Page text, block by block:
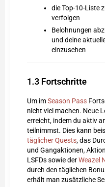
die Top-10-Liste
verfolgen
Belohnungen
und deine
einzusehen
1.3 Fortschritte
Um imSeason Pass
nicht viel machen. Neue
erreicht, indem du aktiv
teilnimmst. Dies kann
täglicher Quests, das
und Gangaktionen,
LSFDs sowie derWeazel
durch den täglichen
erhält man zusätzliche